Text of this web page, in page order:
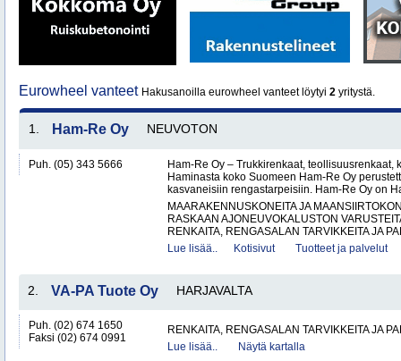
Eurowheel vanteet Hakusanoilla eurowheel vanteet löytyi 2 yritystä.
1. Ham-Re Oy NEUVOTON
Puh. (05) 343 5666
Ham-Re Oy – Trukkirenkaat, teollisuusrenkaat,
Haminasta koko Suomeen Ham-Re Oy
kasvaneisiin rengastarpeisiin. Ham-Re Oy on
MAARAKENNUSKONEITA JA
RASKAAN AJONEUVOKALUSTON
RENKAITA, RENGASALAN TARVIKKEITA JA
Lue lisää..
Kotisivut Tuotteet ja palvelut
2. VA-PA Tuote Oy HARJAVALTA
Puh. (02) 674 1650
Faksi (02) 674 0991
RENKAITA, RENGASALAN TARVIKKEITA JA
Lue lisää..
Näytä kartalla